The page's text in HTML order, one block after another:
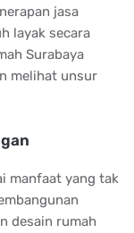
jasa
layak secara
Surabaya
melihat unsur
manfaat yang tak
desain rumah